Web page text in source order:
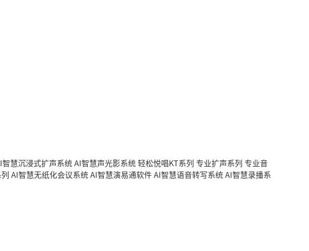
智慧沉浸式扩声系统AI智慧声光影系统轻松悦唱KT系列 专业扩声系列 专业音
AI智慧无纸化会议系统AI智慧演易通软件AI智慧语音转写系统AI智慧录播系